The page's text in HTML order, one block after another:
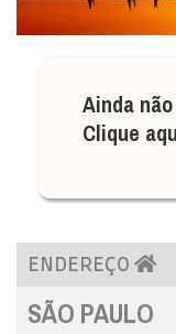
Ainda
Clique
ENDEREÇO
SÃO PAULO